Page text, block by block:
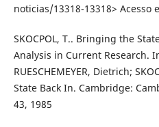
noticias/13318-13318> Acesso
SKOCPOL, T.. Bringing the
Analysis in Current Research.
RUESCHEMEYER, Dietrich;
State Back In. Cambridge:
43, 1985